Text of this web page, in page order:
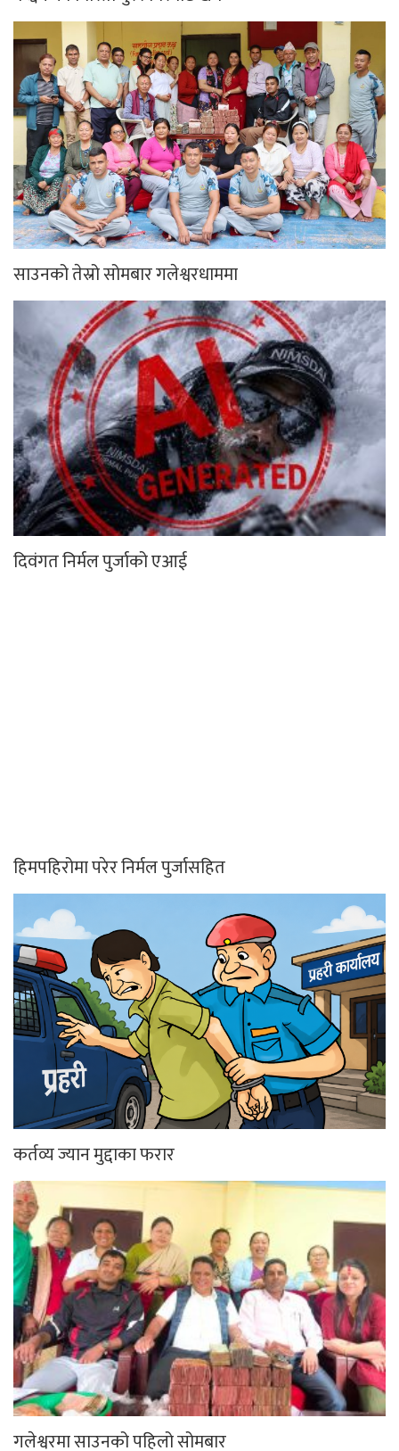
साउनको तेस्रो सोमबार गलेश्वरधाममा
दिवंगत निर्मल पुर्जाको एआई
कर्तव्य ज्यान मुद्दाका फरार
गलेश्वरमा साउनको पहिलो सोमबार